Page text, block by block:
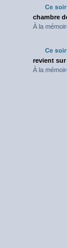
chambre
À la
revient sur
À la